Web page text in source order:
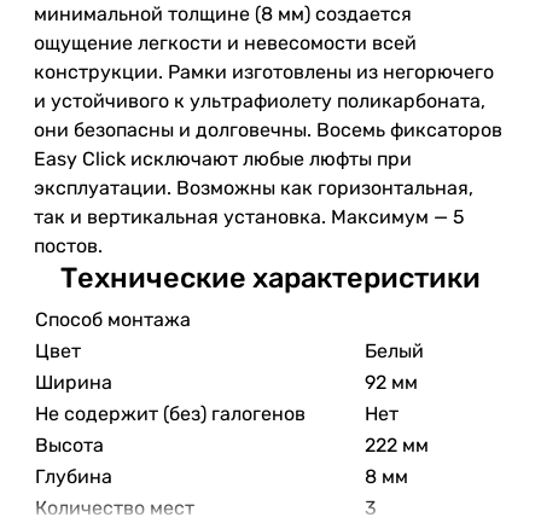
минимальной толщине (8 мм) создается
ощущение легкости и невесомости всей
конструкции. Рамки изготовлены из негорючего
и устойчивого к ультрафиолету поликарбоната,
они безопасны и долговечны. Восемь фиксаторов
Easy Click исключают любые люфты при
эксплуатации. Возможны как горизонтальная,
так и вертикальная установка. Максимум — 5
постов.
Технические характеристики
Способ монтажа
Цвет
Белый
Ширина
92 мм
Не содержит (без) галогенов
Нет
Высота
222 мм
Глубина
8 мм
Количество мест
3